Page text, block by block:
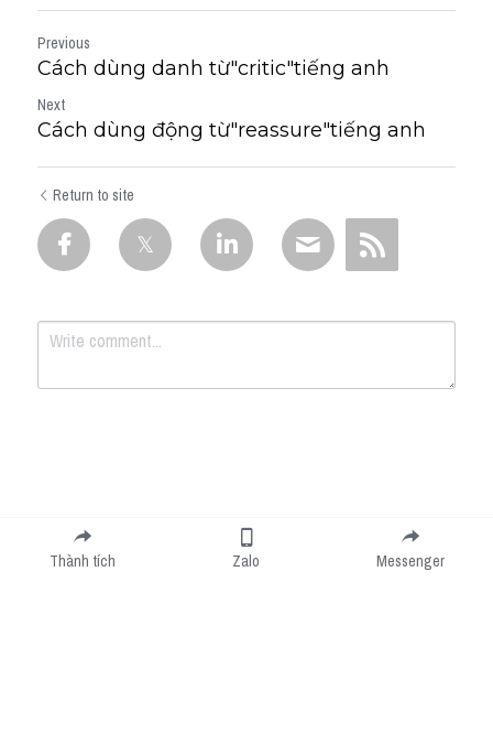
Previous
Cách dùng danh từ"critic"tiếng anh
Next
Cách dùng động từ"reassure"tiếng anh
Return to site
Submit
Thành tích Zalo Messenger